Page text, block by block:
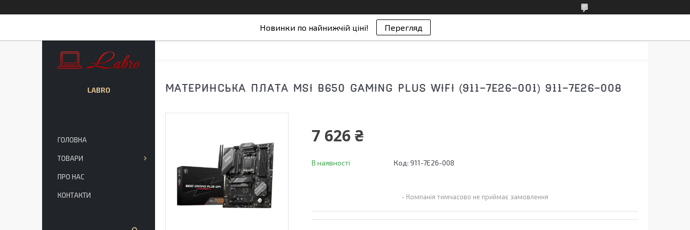
Новинки по найнижчій ціні! Перегляд
МАТЕРИНСЬКА ПЛАТА MSI B650 GAMING PLUS WIFI (911-7E26-001) 911-7E26-008
7 626 ₴
В наявності Код: 911-7E26-008
Компанія тимчасово не приймає замовлення
LABRO
ГОЛОВНА
ТОВАРИ
ПРО НАС
КОНТАКТИ